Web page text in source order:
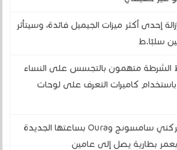
إحدى أكثر ميزات الجيميل فائدة، وسيتأثر
سلبًا.ط
متهمون بالتجسس على النساء
كاميرات التعرف على لوحات
Casio تتحدى شركتي سامسونج وOura بساعتها الجديدة
بعمر بطارية يصل إلى عامين